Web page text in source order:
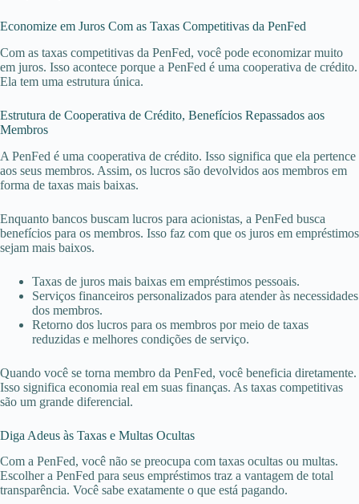
Economize em Juros Com as Taxas Competitivas da PenFed
Com as taxas competitivas da PenFed, você pode economizar muito
em juros. Isso acontece porque a PenFed é uma cooperativa de crédito.
Ela tem uma estrutura única.
Estrutura de Cooperativa de Crédito, Benefícios Repassados aos
Membros
A PenFed é uma cooperativa de crédito. Isso significa que ela pertence
aos seus membros. Assim, os lucros são devolvidos aos membros em
forma de taxas mais baixas.
Enquanto bancos buscam lucros para acionistas, a PenFed busca
benefícios para os membros. Isso faz com que os juros em empréstimos
sejam mais baixos.
Taxas de juros mais baixas em empréstimos pessoais.
Serviços financeiros personalizados para atender às necessidades
dos membros.
Retorno dos lucros para os membros por meio de taxas
reduzidas e melhores condições de serviço.
Quando você se torna membro da PenFed, você beneficia diretamente.
Isso significa economia real em suas finanças. As taxas competitivas
são um grande diferencial.
Diga Adeus às Taxas e Multas Ocultas
Com a PenFed, você não se preocupa com taxas ocultas ou multas.
Escolher a PenFed para seus empréstimos traz a vantagem de total
transparência. Você sabe exatamente o que está pagando.